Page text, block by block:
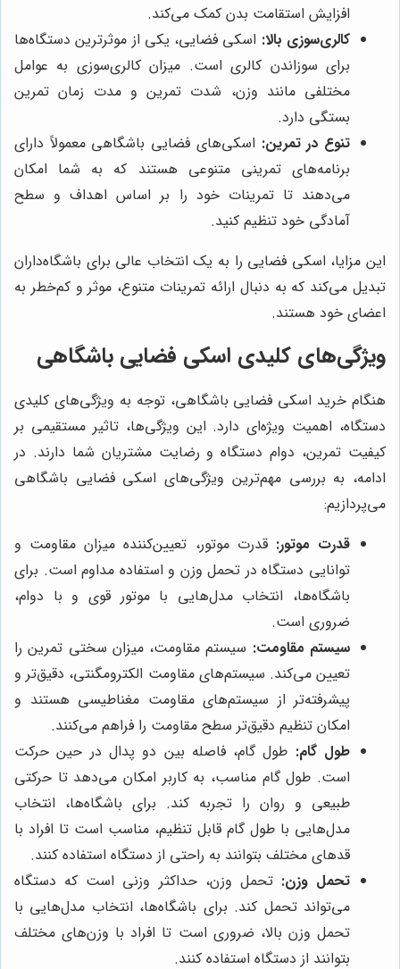
افزایش استقامت بدن کمک می‌کند.
کالری‌سوزی بالا: اسکی فضایی، یکی از موثرترین دستگاه‌ها
برای سوزاندن کالری است. میزان کالری‌سوزی به عوامل
مختلفی مانند وزن، شدت تمرین و مدت زمان تمرین
بستگی دارد.
تنوع در تمرین: اسکی‌های فضایی باشگاهی معمولاً دارای
برنامه‌های تمرینی متنوعی هستند که به شما امکان
می‌دهند تا تمرینات خود را بر اساس اهداف و سطح
آمادگی خود تنظیم کنید.
این مزایا، اسکی فضایی را به یک انتخاب عالی برای باشگاه‌داران
تبدیل می‌کند که به دنبال ارائه تمرینات متنوع، موثر و کم‌خطر به
اعضای خود هستند.
ویژگی‌های کلیدی اسکی فضایی باشگاهی
هنگام خرید اسکی فضایی باشگاهی، توجه به ویژگی‌های کلیدی
دستگاه، اهمیت ویژه‌ای دارد. این ویژگی‌ها، تاثیر مستقیمی بر
کیفیت تمرین، دوام دستگاه و رضایت مشتریان شما دارند. در
ادامه، به بررسی مهم‌ترین ویژگی‌های اسکی فضایی باشگاهی
می‌پردازیم:
قدرت موتور: قدرت موتور، تعیین‌کننده میزان مقاومت و
توانایی دستگاه در تحمل وزن و استفاده مداوم است. برای
باشگاه‌ها، انتخاب مدل‌هایی با موتور قوی و با دوام،
ضروری است.
سیستم مقاومت: سیستم مقاومت، میزان سختی تمرین را
تعیین می‌کند. سیستم‌های مقاومت الکترومگنتی، دقیق‌تر و
پیشرفته‌تر از سیستم‌های مقاومت مغناطیسی هستند و
امکان تنظیم دقیق‌تر سطح مقاومت را فراهم می‌کنند.
طول گام: طول گام، فاصله بین دو پدال در حین حرکت
است. طول گام مناسب، به کاربر امکان می‌دهد تا حرکتی
طبیعی و روان را تجربه کند. برای باشگاه‌ها، انتخاب
مدل‌هایی با طول گام قابل تنظیم، مناسب است تا افراد با
قد‌های مختلف بتوانند به راحتی از دستگاه استفاده کنند.
تحمل وزن: تحمل وزن، حداکثر وزنی است که دستگاه
می‌تواند تحمل کند. برای باشگاه‌ها، انتخاب مدل‌هایی با
تحمل وزن بالا، ضروری است تا افراد با وزن‌های مختلف
بتوانند از دستگاه استفاده کنند.